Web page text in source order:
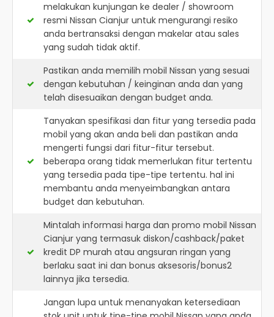
melakukan kunjungan ke dealer / showroom
resmi Nissan Cianjur untuk mengurangi resiko
anda bertransaksi dengan makelar atau sales
yang sudah tidak aktif.
Pastikan anda memilih mobil Nissan yang sesuai
dengan kebutuhan / keinginan anda dan yang
telah disesuaikan dengan budget anda.
Tanyakan spesifikasi dan fitur yang tersedia pada
mobil yang akan anda beli dan pastikan anda
mengerti fungsi dari fitur-fitur tersebut.
beberapa orang tidak memerlukan fitur tertentu
yang tersedia pada tipe-tipe tertentu. hal ini
membantu anda menyeimbangkan antara
budget dan kebutuhan.
Mintalah informasi harga dan promo mobil Nissan
Cianjur yang termasuk diskon/cashback/paket
kredit DP murah atau angsuran ringan yang
berlaku saat ini dan bonus aksesoris/bonus2
lainnya jika tersedia.
Jangan lupa untuk menanyakan ketersediaan